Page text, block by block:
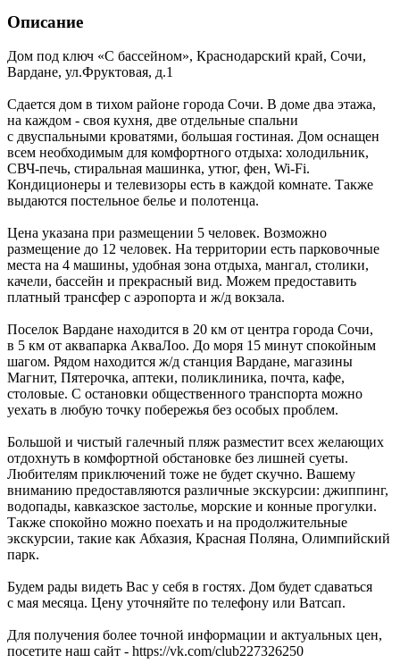
Описание
Дом под ключ «С бассейном», Краснодарский край, Сочи,
Вардане, ул.Фруктовая, д.1
Сдается дом в тихом районе города Сочи. В доме два этажа,
на каждом - своя кухня, две отдельные спальни
с двуспальными кроватями, большая гостиная. Дом оснащен
всем необходимым для комфортного отдыха: холодильник,
СВЧ-печь, стиральная машинка, утюг, фен, Wi-Fi.
Кондиционеры и телевизоры есть в каждой комнате. Также
выдаются постельное белье и полотенца.
Цена указана при размещении 5 человек. Возможно
размещение до 12 человек. На территории есть парковочные
места на 4 машины, удобная зона отдыха, мангал, столики,
качели, бассейн и прекрасный вид. Можем предоставить
платный трансфер с аэропорта и ж/д вокзала.
Поселок Вардане находится в 20 км от центра города Сочи,
в 5 км от аквапарка АкваЛоо. До моря 15 минут спокойным
шагом. Рядом находится ж/д станция Вардане, магазины
Магнит, Пятерочка, аптеки, поликлиника, почта, кафе,
столовые. С остановки общественного транспорта можно
уехать в любую точку побережья без особых проблем.
Большой и чистый галечный пляж разместит всех желающих
отдохнуть в комфортной обстановке без лишней суеты.
Любителям приключений тоже не будет скучно. Вашему
вниманию предоставляются различные экскурсии: джиппинг,
водопады, кавказское застолье, морские и конные прогулки.
Также спокойно можно поехать и на продолжительные
экскурсии, такие как Абхазия, Красная Поляна, Олимпийский
парк.
Будем рады видеть Вас у себя в гостях. Дом будет сдаваться
с мая месяца. Цену уточняйте по телефону или Ватсап.
Для получения более точной информации и актуальных цен,
посетите наш сайт - https://vk.com/club227326250